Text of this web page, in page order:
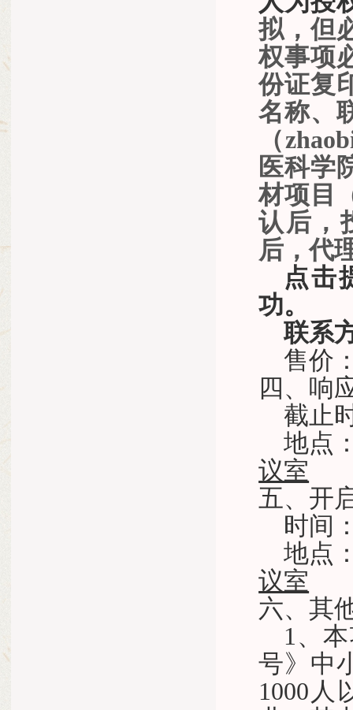
拟，但
权事项
份证复
名称、
（
医科学
材项目
认后，
后，代
点击
功。
联系
售价
四、响
截止
地点
议室
五、开
时间
地点
议室
六、其
1、
号》中
1000人